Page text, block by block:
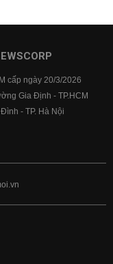
cấp ngày 20/3/2026
Gia Định - TP.HCM
- TP. Hà Nội